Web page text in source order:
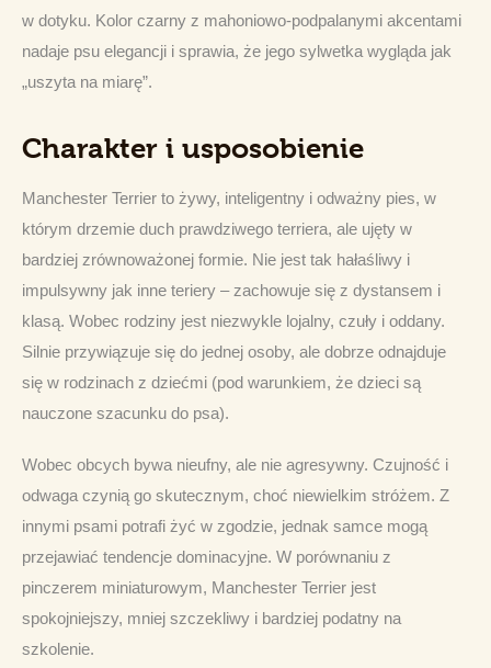
w dotyku. Kolor czarny z mahoniowo-podpalanymi akcentami
nadaje psu elegancji i sprawia, że jego sylwetka wygląda jak
„uszyta na miarę”.
Charakter i usposobienie
Manchester Terrier to żywy, inteligentny i odważny pies, w
którym drzemie duch prawdziwego terriera, ale ujęty w
bardziej zrównoważonej formie. Nie jest tak hałaśliwy i
impulsywny jak inne teriery – zachowuje się z dystansem i
klasą. Wobec rodziny jest niezwykle lojalny, czuły i oddany.
Silnie przywiązuje się do jednej osoby, ale dobrze odnajduje
się w rodzinach z dziećmi (pod warunkiem, że dzieci są
nauczone szacunku do psa).
Wobec obcych bywa nieufny, ale nie agresywny. Czujność i
odwaga czynią go skutecznym, choć niewielkim stróżem. Z
innymi psami potrafi żyć w zgodzie, jednak samce mogą
przejawiać tendencje dominacyjne. W porównaniu z
pinczerem miniaturowym, Manchester Terrier jest
spokojniejszy, mniej szczekliwy i bardziej podatny na
szkolenie.